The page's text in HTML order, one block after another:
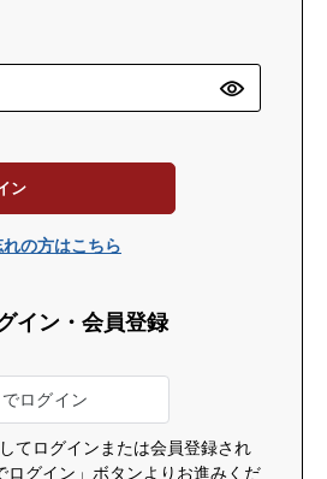
ン
の方はこちら
イン・会員登録
てログインまたは会員登録され
グイン」ボタンよりお進みくだ